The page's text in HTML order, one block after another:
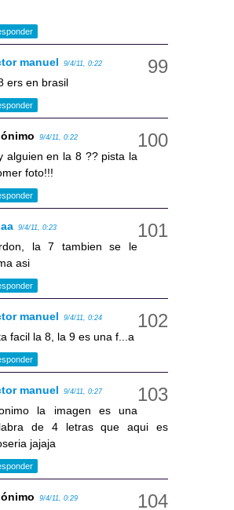
manuel 9/4/11, 0:22
ers en brasil
9/4/11, 0:22
alguien en la 8 ?? pista la
foto!!!
9/4/11, 0:23
la 7 tambien se le
asi
manuel 9/4/11, 0:24
facil la 8, la 9 es una f...a
manuel 9/4/11, 0:27
la imagen es una
de 4 letras que aqui es
jajaja
9/4/11, 0:29